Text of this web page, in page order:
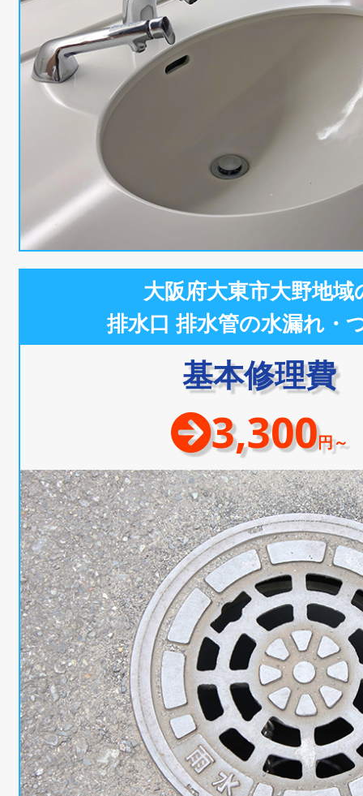
大阪府大東市大野地域
排水口 排水管の水漏れ・
基本修理費
3,300円～